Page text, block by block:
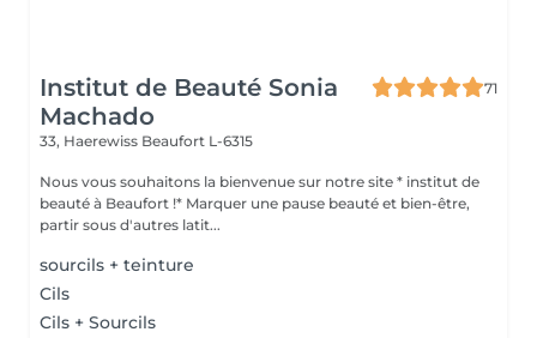
Institut de Beauté Sonia
Machado
71
33, Haerewiss Beaufort L-6315
Nous vous souhaitons la bienvenue sur notre site * institut de
beauté à Beaufort !* Marquer une pause beauté et bien-être,
partir sous d'autres latit...
sourcils + teinture
Cils
Cils + Sourcils